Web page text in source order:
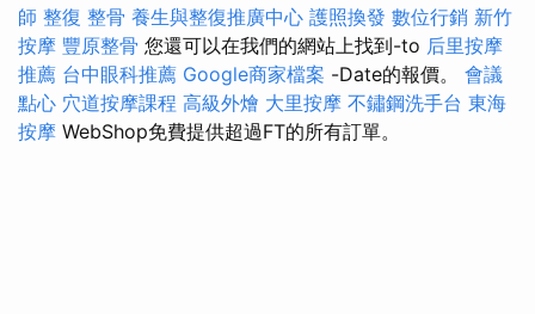
師 整復 整骨 養生與整復推廣中心 護照換發 數位行銷 新竹
按摩 豐原整骨 您還可以在我們的網站上找到-to 后里按摩
推薦 台中眼科推薦 Google商家檔案 -Date的報價。 會議
點心 穴道按摩課程 高級外燴 大里按摩 不鏽鋼洗手台 東海
按摩 WebShop免費提供超過FT的所有訂單。